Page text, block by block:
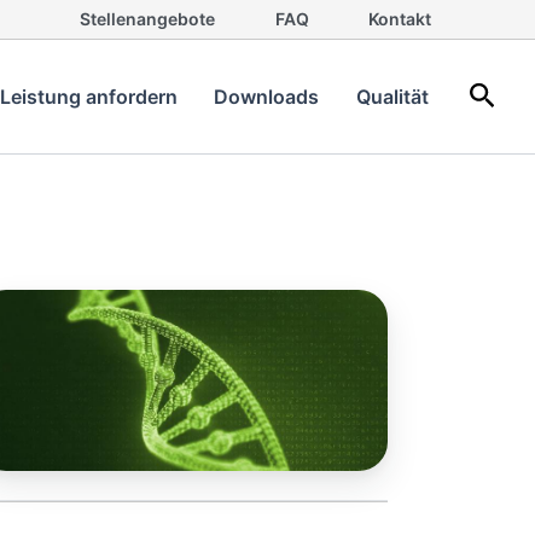
Stellenangebote FAQ Kontakt
Leistung anfordern Downloads Qualität